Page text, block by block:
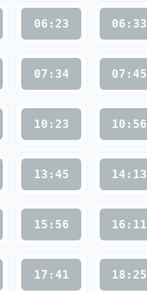
06:23 06:33
07:34 07:45
10:23 10:56
13:45 14:13
15:56 16:11
17:41 18:25